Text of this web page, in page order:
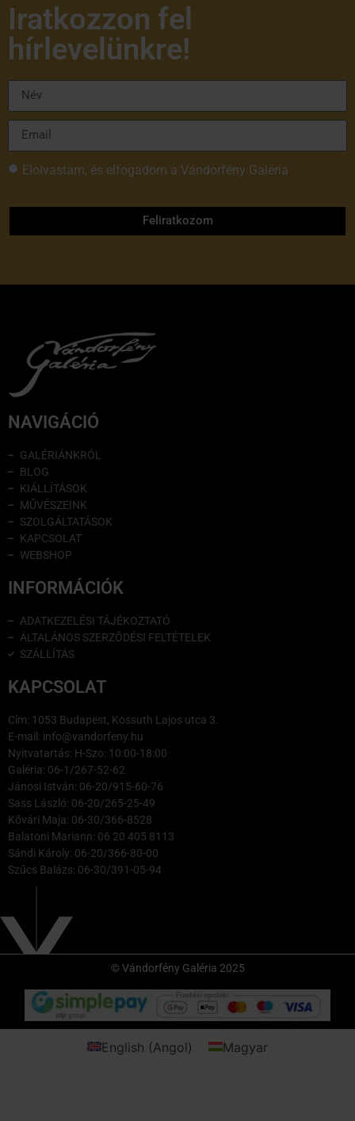
Iratkozzon fel
hírlevelünkre!
Elolvastam, és elfogadom a Vándorfény Galéria
Feliratkozom
NAVIGÁCIÓ
GALÉRIÁNKRÓL
BLOG
KIÁLLÍTÁSOK
MŰVÉSZEINK
SZOLGÁLTATÁSOK
KAPCSOLAT
WEBSHOP
INFORMÁCIÓK
ADATKEZELÉSI TÁJÉKOZTATÓ
ÁLTALÁNOS SZERZŐDÉSI FELTÉTELEK
SZÁLLÍTÁS
KAPCSOLAT
Cím: 1053 Budapest, Kossuth Lajos utca 3.
E-mail: info@vandorfeny.hu
Nyitvatartás: H-Szo: 10:00-18:00
Galéria: 06-1/267-52-62
Jánosi István: 06-20/915-60-76
Sass László: 06-20/265-25-49
Kővári Maja: 06-30/366-8528
Balatoni Mariann: 06 20 405 8113
Sándi Károly: 06-20/366-80-00
Szűcs Balázs: 06-30/391-05-94
© Vándorfény Galéria 2025
English (Angol) Magyar